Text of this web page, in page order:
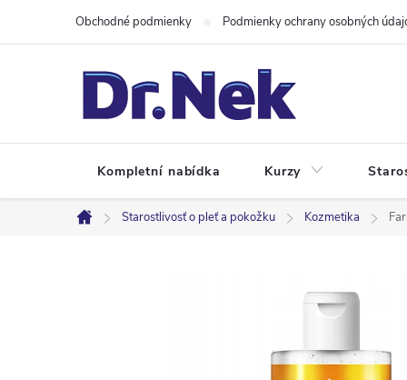
Obchodné podmienky Podmienky ochrany osobných
Kompletní nabídka Kurzy
Domov
Starostlivosť o pleť a pokožku Kozmetika